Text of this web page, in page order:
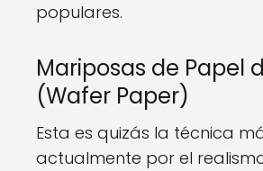
populares.
Mariposas de Papel
(Wafer Paper)
Esta es quizás la técnica
actualmente por el